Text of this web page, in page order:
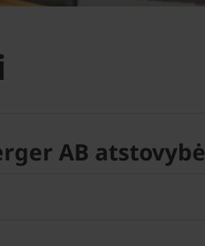
AB atstovybė